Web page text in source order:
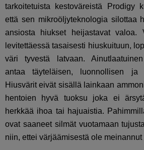
tarkoitetuista kestoväreistä Prodigy
että sen mikroöljyteknologia silottaa
ansiosta hiukset heijastavat valoa.
levitettäessä tasaisesti hiuskuituun,
väri tyvestä latvaan. Ainutlaatuinen
antaa täyteläisen, luonnollisen ja
Hiusvärit eivät sisällä lainkaan
hentoien hyvä tuoksu joka ei
herkkää ihoa tai hajuaistia.
ovat saaneet silmät vuotamaan
niin, ettei värjäämisestä ole meinannut